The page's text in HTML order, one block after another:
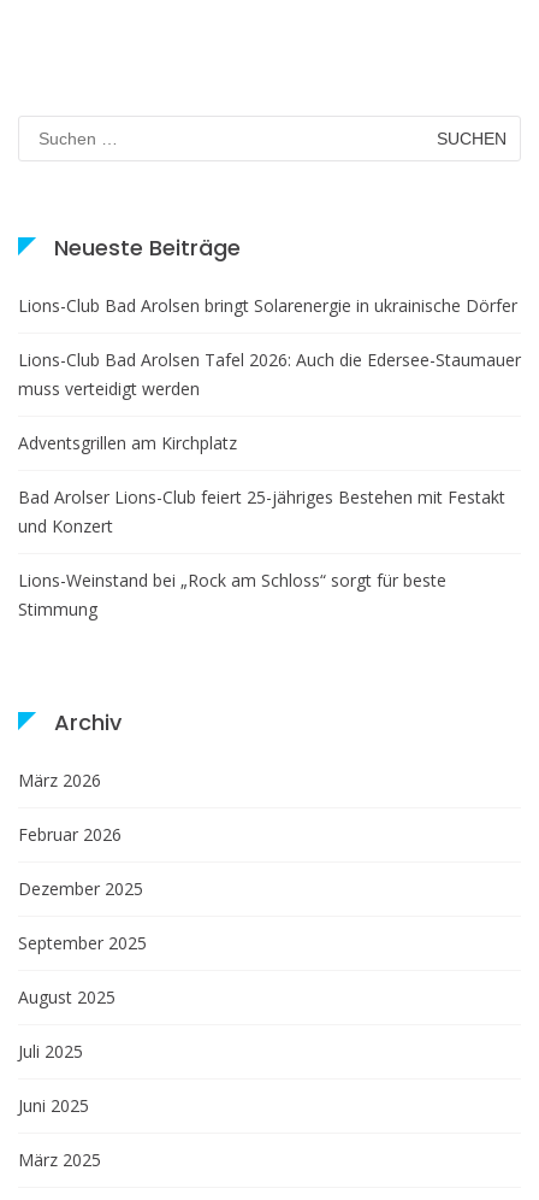
Neueste Beiträge
Lions-Club Bad Arolsen bringt Solarenergie in ukrainische Dörfer
Lions-Club Bad Arolsen Tafel 2026: Auch die Edersee-Staumauer
muss verteidigt werden
Adventsgrillen am Kirchplatz
Bad Arolser Lions-Club feiert 25-jähriges Bestehen mit Festakt
und Konzert
Lions-Weinstand bei „Rock am Schloss“ sorgt für beste
Stimmung
Archiv
März 2026
Februar 2026
Dezember 2025
September 2025
August 2025
Juli 2025
Juni 2025
März 2025